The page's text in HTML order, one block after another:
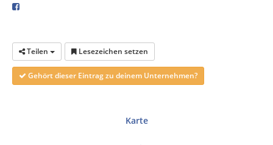
Teilen Lesezeichen setzen
Gehört dieser Eintrag zu deinem Unternehmen?
Karte